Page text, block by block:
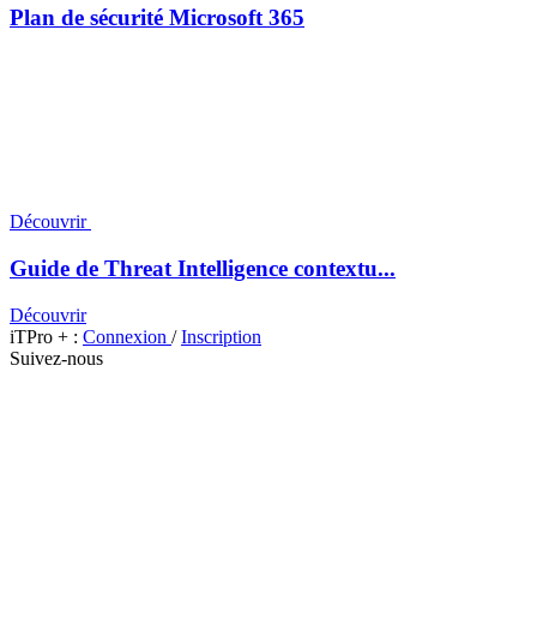
Plan de sécurité Microsoft 365
Découvrir
Guide de Threat Intelligence contextu...
Découvrir
iTPro + : Connexion /Inscription
Suivez-nous